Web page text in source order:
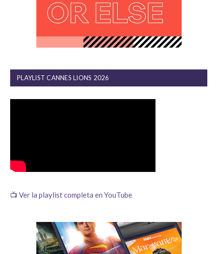
PLAYLIST CANNES LIONS 2026
📺 Ver la playlist completa en YouTube